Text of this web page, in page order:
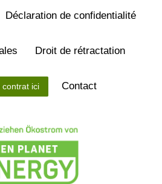
Déclaration de confidentialité
Droit de rétractation
contrat ici Contact